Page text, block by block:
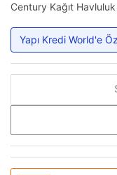
Century Kağıt
Yapı Kredi World'e